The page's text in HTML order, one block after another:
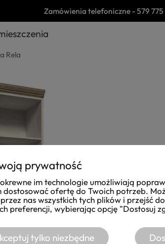
Rela
Zamówienia telefoniczne -579
prywatność
im technologie umożliwiają
dostosować ofertę do Twoich potrzeb.
nas wszystkich tych plików i przejść
preferencji, wybierając opcję "Dostosuj
tylko niezbędne